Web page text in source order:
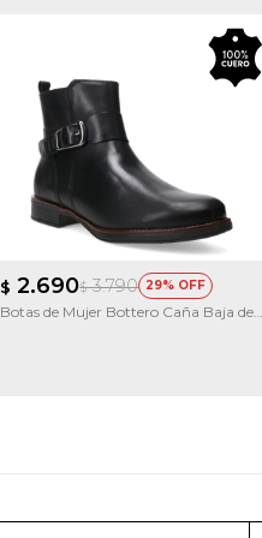
$ 2.690$ 3.790 29
Botas de Mujer Bottero Caña Baja de